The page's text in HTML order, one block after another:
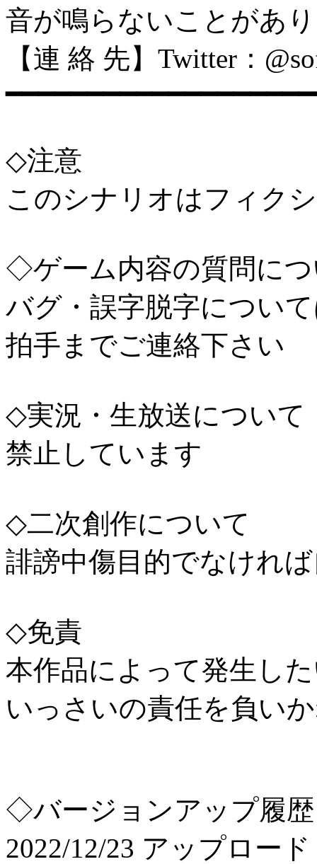
音が鳴らないことがあ
【連 絡 先】Twitter：
◇注意
このシナリオはフィク
◇ゲーム内容の質問に
バグ・誤字脱字につい
拍手までご連絡下さい
◇実況・生放送について
禁止しています
◇二次創作について
誹謗中傷目的でなけれ
◇免責
本作品によって発生し
いっさいの責任を負い
◇バージョンアップ履歴
2022/12/23 アップロード